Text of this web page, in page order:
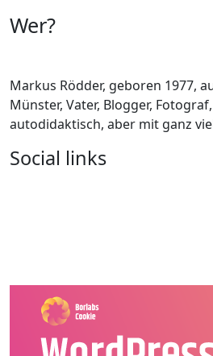
Wer?
Markus Rödder, geboren 1977,
Münster, Vater, Blogger,
autodidaktisch, aber mit ganz
Social links